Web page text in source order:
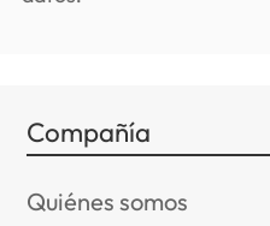
Compañía
Quiénes somos